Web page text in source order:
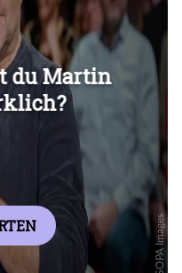
Überspringen